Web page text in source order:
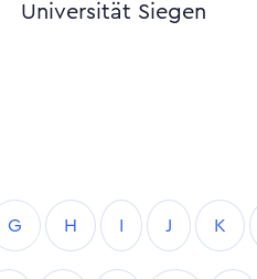
Universität Siegen
G H I J K